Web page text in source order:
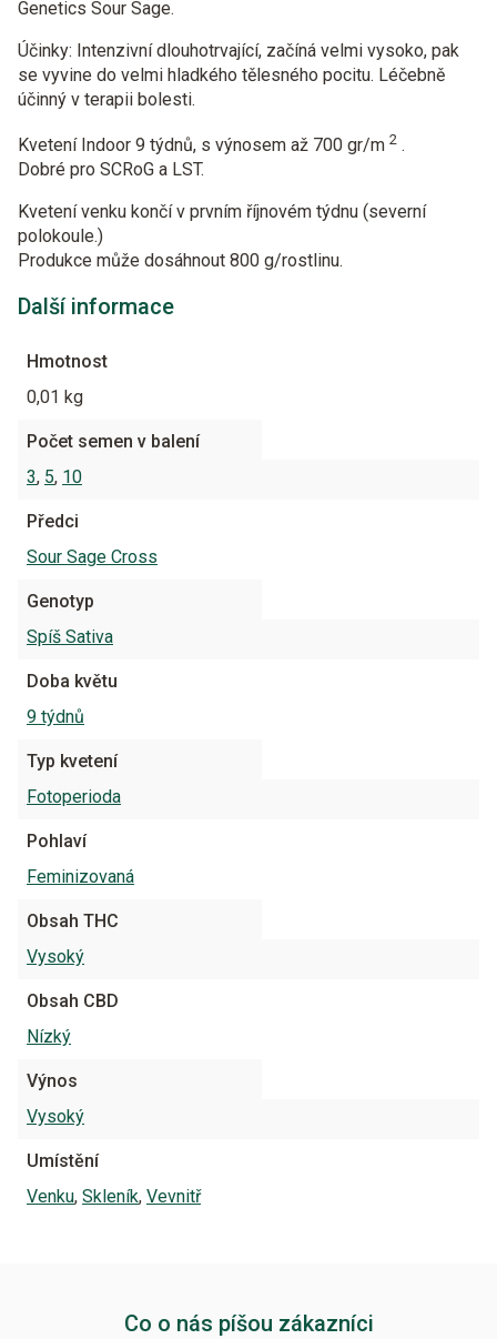
Genetics Sour Sage.
Účinky: Intenzivní dlouhotrvající, začíná velmi vysoko, pak
se vyvine do velmi hladkého tělesného pocitu. Léčebně
účinný v terapii bolesti.
Kvetení Indoor 9 týdnů, s výnosem až 700 gr/m 2 .
Dobré pro SCRoG a LST.
Kvetení venku končí v prvním říjnovém týdnu (severní
polokoule.)
Produkce může dosáhnout 800 g/rostlinu.
Další informace
Hmotnost
0,01 kg
Počet semen v balení
3, 5, 10
Předci
Sour Sage Cross
Genotyp
Spíš Sativa
Doba květu
9 týdnů
Typ kvetení
Fotoperioda
Pohlaví
Feminizovaná
Obsah THC
Vysoký
Obsah CBD
Nízký
Výnos
Vysoký
Umístění
Venku, Skleník, Vevnitř
Co o nás píšou zákazníci